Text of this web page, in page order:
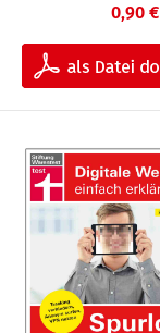
0,90 €